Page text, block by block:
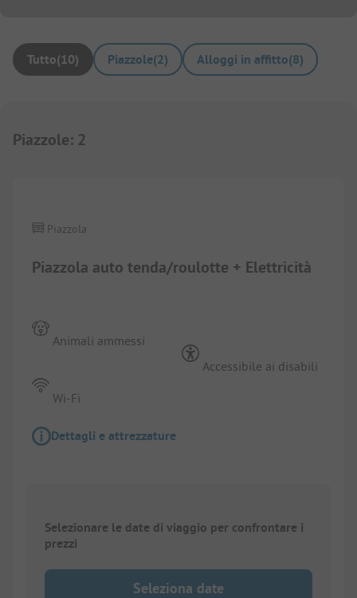
Tutto(10) Piazzole(2) Alloggi in affitto(8)
Piazzole: 2
Piazzola auto tenda/roulotte + Elettricità
Piazzola
Animali ammessi
Wi-Fi
Accessibile ai disabili
Dettagli e attrezzature
Selezionare le date di viaggio per confrontare i
prezzi
Seleziona date